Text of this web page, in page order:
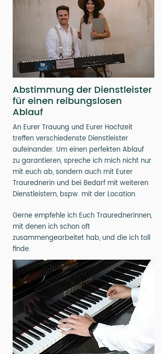
Abstimmung der Dienstleister
für einen reibungslosen
Ablauf
An Eurer Trauung und Eurer Hochzeit
treffen verschiedenste Dienstleister
aufeinander. Um einen perfekten Ablauf
zu garantieren, spreche ich mich nicht nur
mit euch ab, sondern auch mit Eurer
Traurednerin und bei Bedarf mit weiteren
Dienstleistern, bspw. mit der Location.
Gerne empfehle ich Euch Traurednerinnen,
mit denen ich schon oft
zusammengearbeitet hab, und die ich toll
finde.